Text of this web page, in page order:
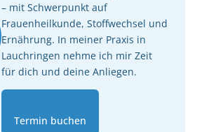
– mit Schwerpunkt auf
Frauenheilkunde, Stoffwechsel und
Ernährung. In meiner Praxis in
Lauchringen nehme ich mir Zeit
für dich und deine Anliegen.
Termin buchen